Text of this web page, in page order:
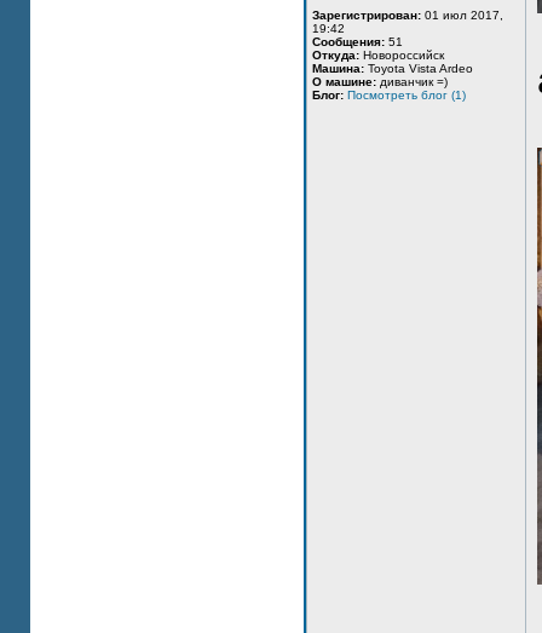
Зарегистрирован: 01 июл 2017,
19:42
Сообщения: 51
Откуда: Новороссийск
Машина: Toyota Vista Ardeo
О машине: диванчик =)
Блог: Посмотреть блог (1)